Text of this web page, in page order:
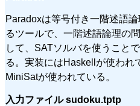
Paradoxは等号付き一階述語
るツールで、一階述語論理の
して、SATソルバを使うこと
る。実装にはHaskellが使われ
MiniSatが使われている。
入力ファイル sudoku.tptp